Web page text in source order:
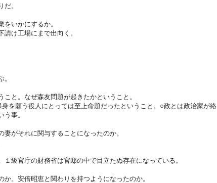
。
いかにするか。
請け工場にまで出向く。
と。なぜ森友問題が起きたかということ。
を願う役人にとっては至上命題だったということ。○政とは政治家が絡
事。
がそれに関与することになったのか。
級官庁の財務省は官邸の中で目立たぬ存在になっている。
。安倍昭恵と関わりを持つようになったのか。